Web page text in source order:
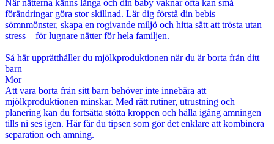
När nätterna känns långa och din baby vaknar ofta kan små
förändringar göra stor skillnad. Lär dig förstå din bebis
sömnmönster, skapa en rogivande miljö och hitta sätt att trösta utan
stress – för lugnare nätter för hela familjen.
Så här upprätthåller du mjölkproduktionen när du är borta från ditt
barn
Mor
Att vara borta från sitt barn behöver inte innebära att
mjölkproduktionen minskar. Med rätt rutiner, utrustning och
planering kan du fortsätta stötta kroppen och hålla igång amningen
tills ni ses igen. Här får du tipsen som gör det enklare att kombinera
separation och amning.